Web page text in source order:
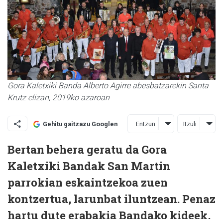
Gora Kaletxiki Banda Alberto Agirre abesbatzarekin Santa
Krutz elizan, 2019ko azaroan
Gehitu gaitzazu Googlen Entzun Itzuli
Bertan behera geratu da Gora
Kaletxiki Bandak San Martin
parrokian eskaintzekoa zuen
kontzertua, larunbat iluntzean. Penaz
hartu dute erabakia Bandako kideek,